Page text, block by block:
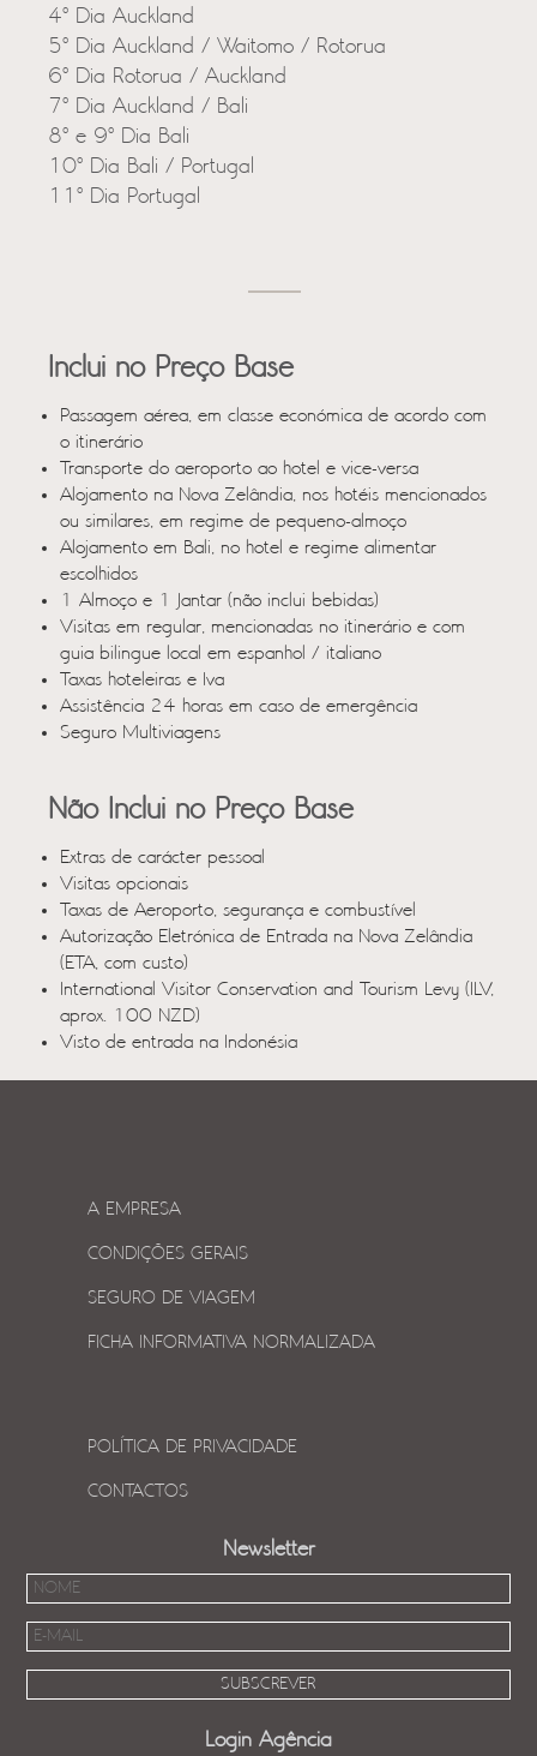
4º Dia Auckland
5º Dia Auckland / Waitomo / Rotorua
6º Dia Rotorua / Auckland
7º Dia Auckland / Bali
8º e 9º Dia Bali
10º Dia Bali / Portugal
11º Dia Portugal
Inclui no Preço Base
Passagem aérea, em classe económica de acordo com
o itinerário
Transporte do aeroporto ao hotel e vice-versa
Alojamento na Nova Zelândia, nos hotéis mencionados
ou similares, em regime de pequeno-almoço
Alojamento em Bali, no hotel e regime alimentar
escolhidos
1 Almoço e 1 Jantar (não inclui bebidas)
Visitas em regular, mencionadas no itinerário e com
guia bilingue local em espanhol / italiano
Taxas hoteleiras e Iva
Assistência 24 horas em caso de emergência
Seguro Multiviagens
Não Inclui no Preço Base
Extras de carácter pessoal
Visitas opcionais
Taxas de Aeroporto, segurança e combustível
Autorização Eletrónica de Entrada na Nova Zelândia
(ETA, com custo)
International Visitor Conservation and Tourism Levy (ILV,
aprox. 100 NZD)
Visto de entrada na Indonésia
A EMPRESA
CONDIÇÕES GERAIS
SEGURO DE VIAGEM
FICHA INFORMATIVA NORMALIZADA
POLÍTICA DE PRIVACIDADE
CONTACTOS
Newsletter
Login Agência